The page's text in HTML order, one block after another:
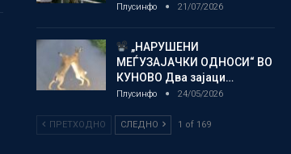
Плусинфо 21/07/2026
„НАРУШЕНИ
МЕЃУЗАЈАЧКИ ОДНОСИ“ ВО
КУНОВО Два зајаци…
Плусинфо 24/05/2026
ПРЕТХОДНО СЛЕДНО 1 of 169